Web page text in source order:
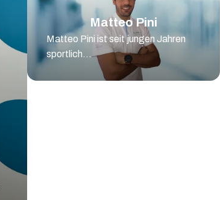
Matteo Pini
Matteo Pini ist seit jungen Jahren
sportlich...